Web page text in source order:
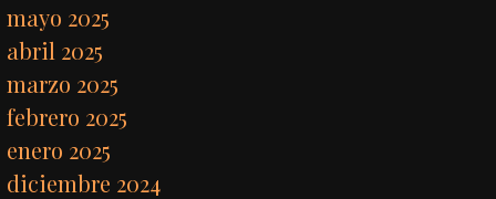
mayo 2025
abril 2025
marzo 2025
febrero 2025
enero 2025
diciembre 2024